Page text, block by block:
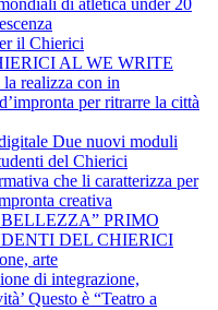
di atletica under 20
il Chierici
AL WE WRITE
realizza con in
per ritrarre la città
Due nuovi moduli
del Chierici
che li caratterizza per
creativa
PRIMO
DEL CHIERICI
arte
di integrazione,
Questo è “Teatro a